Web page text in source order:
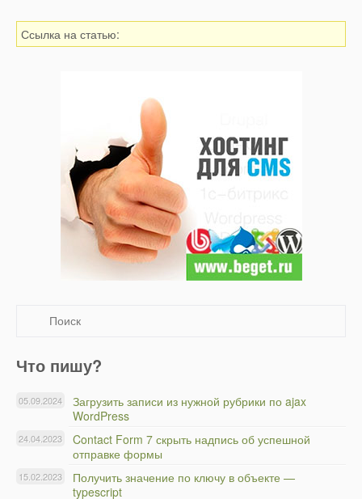
Ссылка на статью:
Что пишу?
Загрузить записи из нужной рубрики по ajax
WordPress
05.09.2024
Contact Form 7 скрыть надпись об успешной
отправке формы
24.04.2023
Получить значение по ключу в объекте —
typescript
15.02.2023